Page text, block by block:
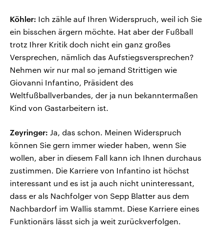
Köhler: Ich zähle auf Ihren Widerspruch, weil ich Sie
ein bisschen ärgern möchte. Hat aber der Fußball
trotz Ihrer Kritik doch nicht ein ganz großes
Versprechen, nämlich das Aufstiegsversprechen?
Nehmen wir nur mal so jemand Strittigen wie
Giovanni Infantino, Präsident des
Weltfußballverbandes, der ja nun bekanntermaßen
Kind von Gastarbeitern ist.
Zeyringer: Ja, das schon. Meinen Widerspruch
können Sie gern immer wieder haben, wenn Sie
wollen, aber in diesem Fall kann ich Ihnen durchaus
zustimmen. Die Karriere von Infantino ist höchst
interessant und es ist ja auch nicht uninteressant,
dass er als Nachfolger von Sepp Blatter aus dem
Nachbardorf im Wallis stammt. Diese Karriere eines
Funktionärs lässt sich ja weit zurückverfolgen.